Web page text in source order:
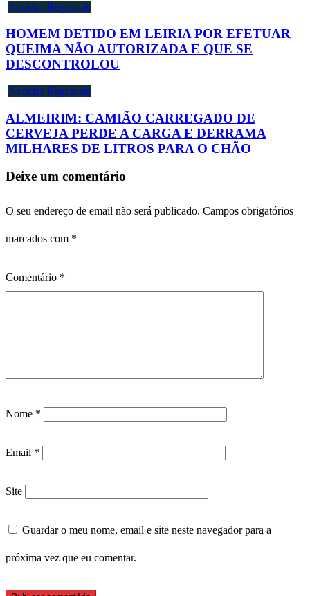
Notícias Regionais
HOMEM DETIDO EM LEIRIA POR EFETUAR
QUEIMA NÃO AUTORIZADA E QUE SE
DESCONTROLOU
Notícias Regionais
ALMEIRIM: CAMIÃO CARREGADO DE
CERVEJA PERDE A CARGA E DERRAMA
MILHARES DE LITROS PARA O CHÃO
Deixe um comentário
O seu endereço de email não será publicado. Campos obrigatórios
marcados com *
Comentário *
Nome *
Email *
Site
Guardar o meu nome, email e site neste navegador para a
próxima vez que eu comentar.